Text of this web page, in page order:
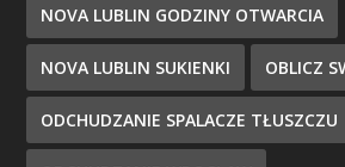
NOVA LUBLIN GODZINY OTWARCIA
NOVA LUBLIN SUKIENKI OBLICZ
ODCHUDZANIE SPALACZE TŁUSZCZU